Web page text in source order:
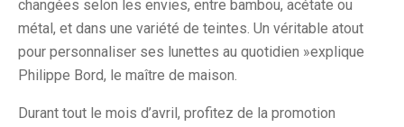
changées selon les envies, entre bambou, acétate ou
métal, et dans une variété de teintes. Un véritable atout
pour personnaliser ses lunettes au quotidien »explique
Philippe Bord, le maître de maison.
Durant tout le mois d’avril, profitez de la promotion